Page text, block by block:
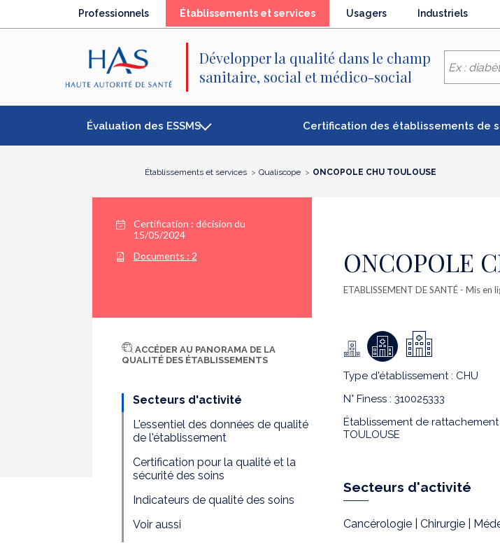
Professionnels Établissements et services(élémentUsagers Industriels
Développer la qualité dans le champ
sanitaire, social et médico-social
Évaluation des ESSMS Certification des établissements de
Établissements et services Qualiscope ONCOPOLE CHU TOULOUSE
Certification : décision du
15/05/2024
Documents : 2
ACCÉDER AU PANORAMA DE LA
QUALITÉ DES ÉTABLISSEMENTS
Secteurs d'activité
L'essentiel des données de qualité
de l'établissement
Certification pour la qualité et la
sécurité des soins
Indicateurs de qualité des soins
Voir aussi
ONCOPOLE
ETABLISSEMENT DE SANTÉ - Mis en
Type d'établissement : CHU
N° Finess : 310025333
Établissement de rattachement
TOULOUSE
Secteurs d'activité
Cancérologie | Chirurgie |